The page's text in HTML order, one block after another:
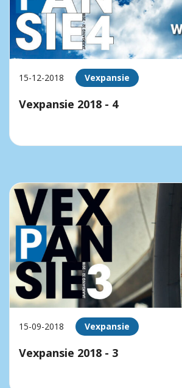
15-12-2018 Vexpansie
Vexpansie 2018 - 4
15-09-2018 Vexpansie
Vexpansie 2018 - 3